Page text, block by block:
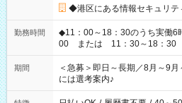
◆港区にある情報セキュリテ
勤務時間
◆11：00～18：30のうち実働6
00 または 11：30～18：30 。*。ブランクOK！。*。 例え
ば前職が、 在宅/財団法人/事務
スタッフ スイーツ販売/ホテル
業界から入社して活躍されてい
期間
＜急募＞即日～長期／8月～9
には選考案内♪